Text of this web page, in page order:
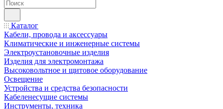
Каталог
Кабели, провода и аксессуары
Климатические и инженерные системы
Электроустановочные изделия
Изделия для электромонтажа
Высоковольтное и щитовое оборудование
Освещение
Устройства и средства безопасности
Кабеленесущие системы
Инструменты, техника